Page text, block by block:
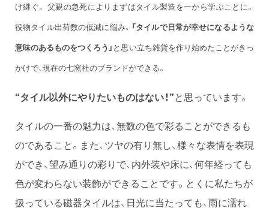
け継ぐ。 父親の急死によりまずはタイル製造を一から学ぶことに。
役物タイル出荷数の低減に悩み、 「タイルで日常が幸せになるような
意味のあるものをつくろう」 と思い立ち雑貨を作り始めたことがきっ
かけで、現在の七窯社のブランドができる。
“タイル以外にやりたいものはない！”と思っています。
タイルの一番の魅力は、無数の色で彩ることができるも
のであること。また、ツヤの有り無し、様々な表情を表現
ができ、望み通りの彩りで、内外装や床に、何年経っても
色が変わらない装飾ができることです。とくに私たちが
扱っている磁器タイルは、日光に当たっても、雨に濡れ